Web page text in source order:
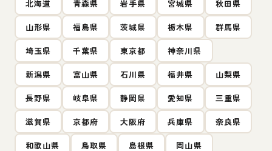
北海道 青森県 岩手県 宮城県 秋田県
山形県 福島県 茨城県 栃木県 群馬県
埼玉県 千葉県 東京都 神奈川県
新潟県 富山県 石川県 福井県 山梨県
長野県 岐阜県 静岡県 愛知県 三重県
滋賀県 京都府 大阪府 兵庫県 奈良県
和歌山県 鳥取県 島根県 岡山県